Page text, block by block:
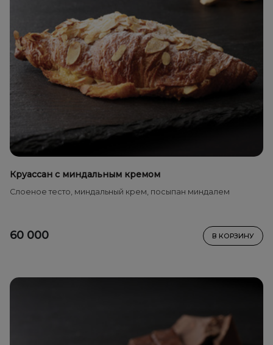
Круассан с миндальным кремом
Cлоеное тесто, миндальный крем, посыпан миндалем
60 000 В КОРЗИНУ